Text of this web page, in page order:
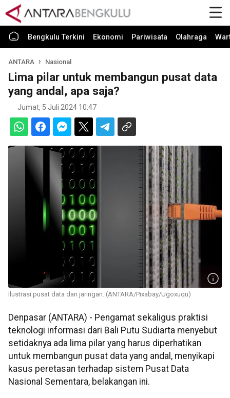
Bengkulu Terkini Ekonomi Pariwisata Olahraga
ANTARA Nasional
Lima pilar untuk membangun pusat data
yang andal, apa saja?
Jumat, 5 Juli 2024 10:47
Ilustrasi pusat data dan jaringan. (ANTARA/Pixabay/Ugoxuqu)
Denpasar (ANTARA) - Pengamat sekaligus praktisi
teknologi informasi dari Bali Putu Sudiarta menyebut
setidaknya ada lima pilar yang harus diperhatikan
untuk membangun pusat data yang andal, menyikapi
kasus peretasan terhadap sistem Pusat Data
Nasional Sementara, belakangan ini.